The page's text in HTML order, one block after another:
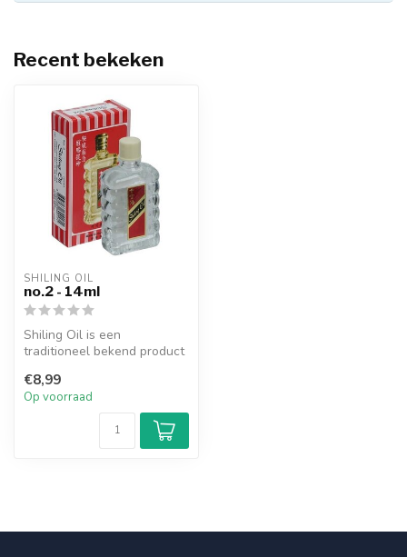
Recent bekeken
SHILING OIL
no.2 - 14ml
Shiling Oil is een
traditioneel bekend product
olie va...
€8,99
Op voorraad